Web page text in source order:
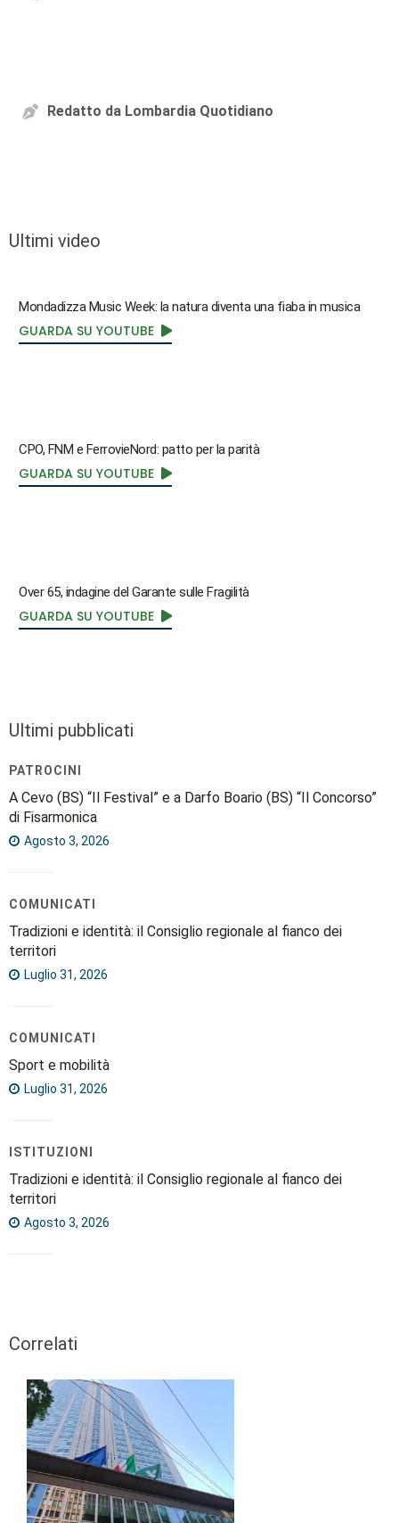
Redatto da Lombardia Quotidiano
Ultimi video
Mondadizza Music Week: la natura diventa una fiaba in musica
GUARDA SU YOUTUBE
CPO, FNM e FerrovieNord: patto per la parità
GUARDA SU YOUTUBE
Over 65, indagine del Garante sulle Fragilità
GUARDA SU YOUTUBE
Ultimi pubblicati
PATROCINI
A Cevo (BS) “Il Festival” e a Darfo Boario (BS) “Il Concorso”
di Fisarmonica
Agosto 3, 2026
COMUNICATI
Tradizioni e identità: il Consiglio regionale al fianco dei
territori
Luglio 31, 2026
COMUNICATI
Sport e mobilità
Luglio 31, 2026
ISTITUZIONI
Tradizioni e identità: il Consiglio regionale al fianco dei
territori
Agosto 3, 2026
Correlati